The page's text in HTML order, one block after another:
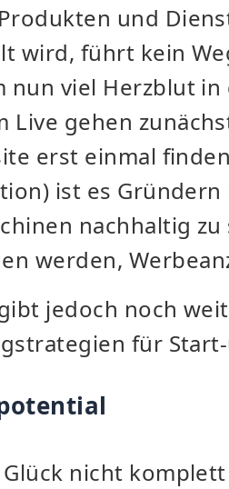
und
wird, führt kein
nun viel Herzblut
Live gehen
erst einmal
ist es
nachhaltig
werden,
jedoch noch
für
nicht